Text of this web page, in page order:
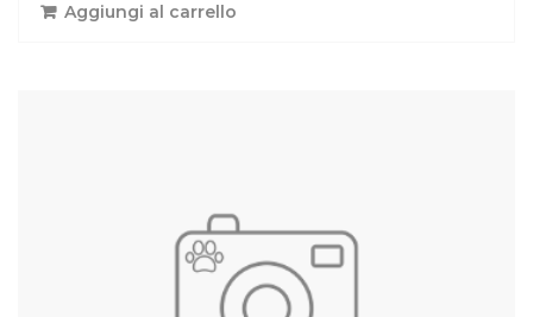
Aggiungi al carrello